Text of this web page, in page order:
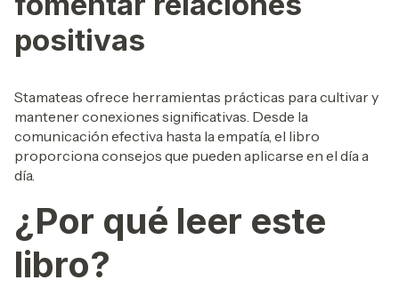
positivas
Stamateas ofrece herramientas prácticas para cultivar y
mantener conexiones significativas. Desde la
comunicación efectiva hasta la empatía, el libro
proporciona consejos que pueden aplicarse en el día a
día.
¿Por qué leer este
libro?